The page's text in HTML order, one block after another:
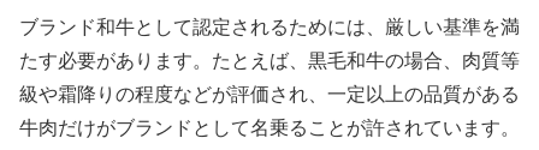
ブランド和牛として認定されるためには、厳しい基準を満
たす必要があります。たとえば、黒毛和牛の場合、肉質等
級や霜降りの程度などが評価され、一定以上の品質がある
牛肉だけがブランドとして名乗ることが許されています。